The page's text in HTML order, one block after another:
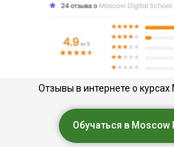
Отзывы в интернете о курсах
Обучаться в Moscow